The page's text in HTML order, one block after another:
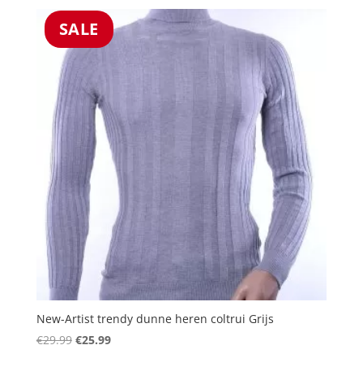
€29.99.€25.99.
SALE
New-Artist trendy dunne heren coltrui Grijs
€29.99 Oorspronkelijke
€25.99Huidige